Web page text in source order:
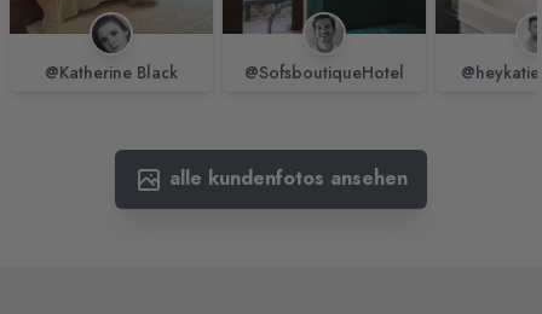
@Katherine Black @SofsboutiqueHotel
alle kundenfotos ansehen